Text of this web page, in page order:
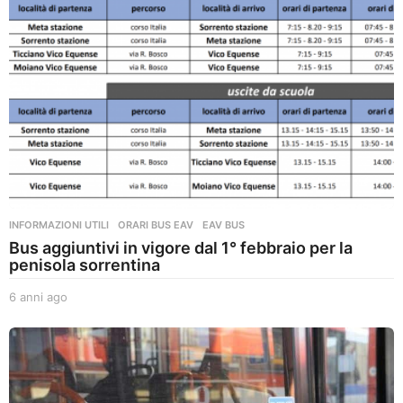
INFORMAZIONI UTILI ,ORARI BUS EAV EAV BUS
Bus aggiuntivi in vigore dal 1° febbraio per la
penisola sorrentina
6 anni ago
n
n
i
g